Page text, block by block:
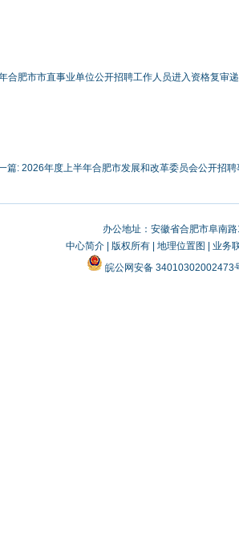
合肥市市直事业单位公开招聘工作人员进入资格复审
篇: 2026年度上半年合肥市发展和改革委员会公开招
办公地址：安徽省合肥市阜南
中心简介| 版权所有| 地理位置图
业务
皖公网安备 34010302002473